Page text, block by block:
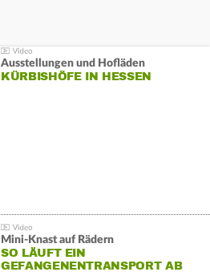
Ausstellungen und Hofläden
KÜRBISHÖFE IN HESSEN
Mini-Knast auf Rädern
SO LÄUFT EIN
GEFANGENENTRANSPORT AB